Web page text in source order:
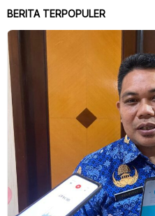
BERITA TERPOPULER